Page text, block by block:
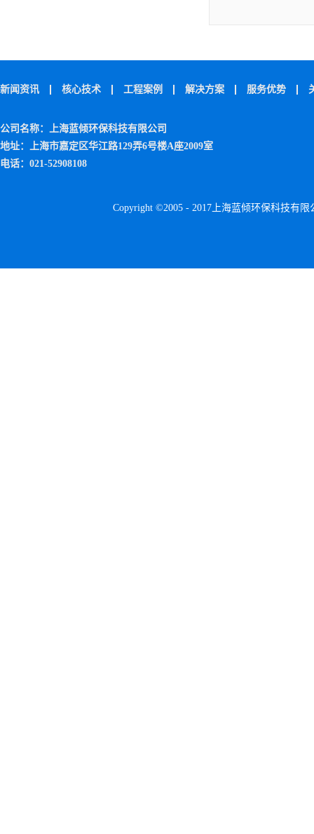
新闻资讯 核心技术 工程案例 解决方案 服务优势
公司名称：上海蓝倾环保科技有限公司
地址：上海市嘉定区华江路129弄6号楼A座2009室
电话：021-52908108
Copyright ©2005 - 2017上海蓝倾环保科技有限